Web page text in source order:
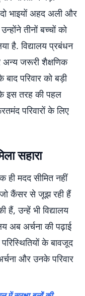
भाइयों अहद अली और
तीनों बच्चों को
है. विद्यालय प्रबंधन
जरूरी शैक्षणिक
परिवार को बड़ी
इस तरह की पहल
परिवारों के लिए
सहारा
ही मदद सीमित नहीं
जो कैंसर से जूझ रही हैं
हैं, उन्हें भी विद्यालय
अब अर्चना की पढ़ाई
परिस्थितियों के बावजूद
और उनके परिवार